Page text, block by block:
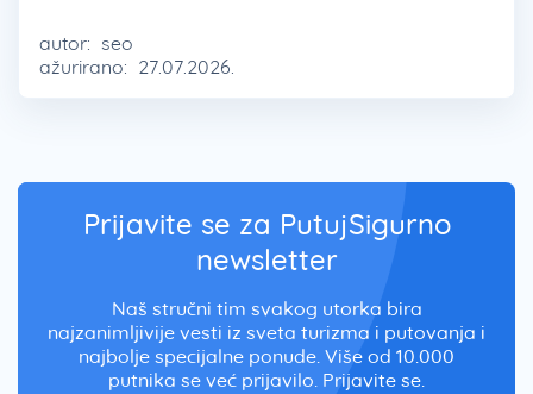
autor: seo
ažurirano: 27.07.2026.
Prijavite se za PutujSigurno
newsletter
Naš stručni tim svakog utorka bira
najzanimljivije vesti iz sveta turizma i putovanja i
najbolje specijalne ponude. Više od 10.000
putnika se već prijavilo. Prijavite se.